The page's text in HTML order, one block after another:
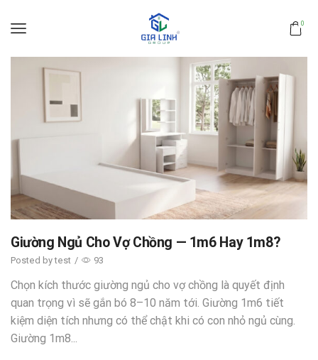
0
Giường Ngủ Cho Vợ Chồng — 1m6 Hay 1m8?
Posted bytest / 93
Chọn kích thước giường ngủ cho vợ chồng là quyết định
quan trọng vì sẽ gắn bó 8–10 năm tới. Giường 1m6 tiết
kiệm diện tích nhưng có thể chật khi có con nhỏ ngủ cùng.
Giường 1m8...